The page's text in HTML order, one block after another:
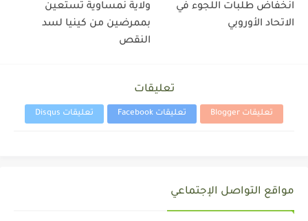
انخفاض طلبات اللجوء في
الاتحاد الأوروبي
ولاية نمساوية تستعين
بممرضين من كينيا لسد
النقص
تعليقات
تعليقات Blogger تعليقات Facebook تعليقات Disqus
مواقع التواصل الإجتماعي